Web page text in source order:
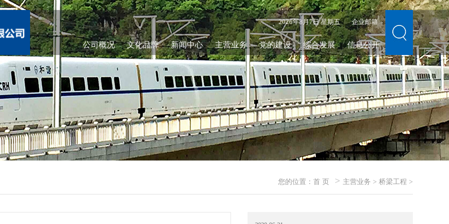
2026年8月7日 星期五 企业邮箱
公司概况 文化品牌 新闻中心 主营业务 党的建设 综合发展 信息公开
您的位置： 首 页 > 主营业务 > 桥梁工程 >